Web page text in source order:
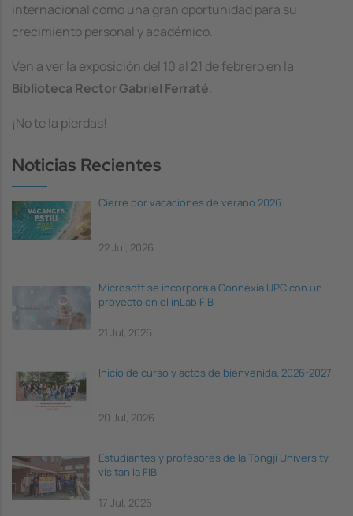
internacional como una gran oportunidad para su
crecimiento personal y académico.
Ven a ver la exposición del 10 al 21 de febrero en la
Biblioteca Rector Gabriel Ferraté.
¡No te la pierdas!
Noticias Recientes
Cierre por vacaciones de verano 2026
22 Jul, 2026
Microsoft se incorpora a Connèxia UPC con un
proyecto en el inLab FIB
21 Jul, 2026
Inicio de curso y actos de bienvenida, 2026-2027
20 Jul, 2026
Estudiantes y profesores de la Tongji University
visitan la FIB
17 Jul, 2026